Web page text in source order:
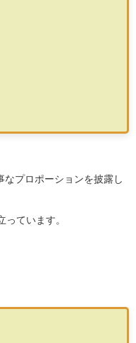
なプロポーションを披露し
っています。